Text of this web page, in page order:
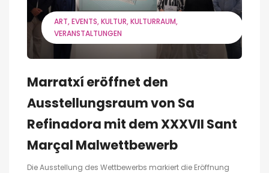
ART EVENTS KULTUR KULTURRAUM
VERANSTALTUNGEN
Marratxí eröffnet den
Ausstellungsraum von Sa
Refinadora mit dem XXXVII Sant
Marçal Malwettbewerb
Die Ausstellung des Wettbewerbs markiert die Eröffnung